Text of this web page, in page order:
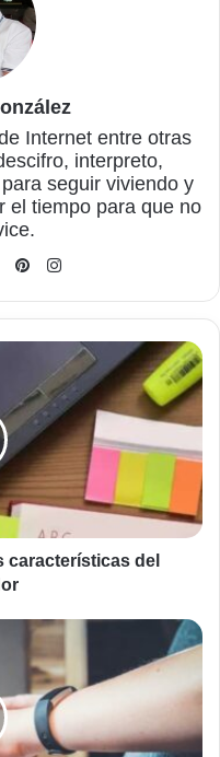
Internet entre otras
interpreto,
seguir viviendo y
el tiempo para que no
LinkedInPinterest
características del